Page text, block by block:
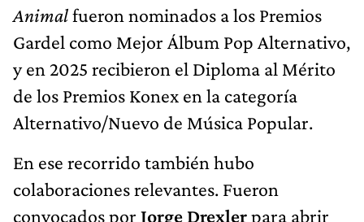
Animalfueron nominados a los Premios
Gardel como Mejor Álbum Pop Alternativo,
y en 2025 recibieron el Diploma al Mérito
de los Premios Konex en la categoría
Alternativo/Nuevo de Música Popular.
En ese recorrido también hubo
colaboraciones relevantes. Fueron
convocados por Jorge Drexlerpara abrir